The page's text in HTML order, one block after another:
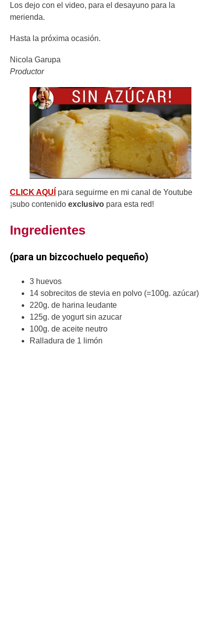
Los dejo con el video, para el desayuno para la
merienda.
Hasta la próxima ocasión.
Nicola Garupa
Productor
CLICK AQUÍ para seguirme en mi canal de Youtube
¡subo contenido exclusivo para esta red!
Ingredientes
(para un bizcochuelo pequeño)
3 huevos
14 sobrecitos de stevia en polvo (=100g. azúcar)
220g. de harina leudante
125g. de yogurt sin azucar
100g. de aceite neutro
Ralladura de 1 limón